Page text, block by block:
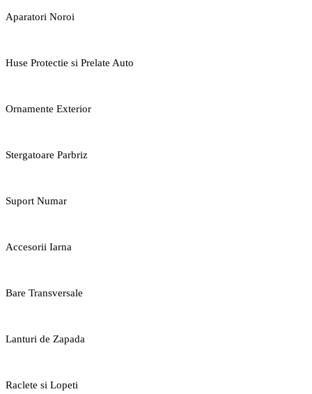
Aparatori Noroi
Huse Protectie si Prelate Auto
Ornamente Exterior
Stergatoare Parbriz
Suport Numar
Accesorii Iarna
Bare Transversale
Lanturi de Zapada
Raclete si Lopeti